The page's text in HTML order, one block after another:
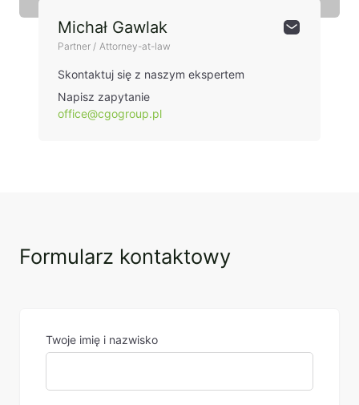
Michał Gawlak
Partner / Attorney-at-law
Skontaktuj się z naszym ekspertem
Napisz zapytanie
office@cgogroup.pl
Formularz kontaktowy
Twoje imię i nazwisko